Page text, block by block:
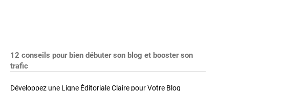
12 conseils pour bien débuter son blog et booster son
trafic
Développez une Ligne Éditoriale Claire pour Votre Blog